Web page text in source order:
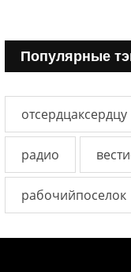
Популярные
отсердцаксердцу
радио
рабочийпоселок